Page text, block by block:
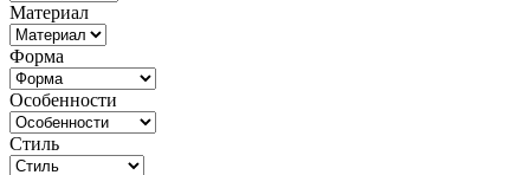
Материал
Форма
Особенности
Стиль